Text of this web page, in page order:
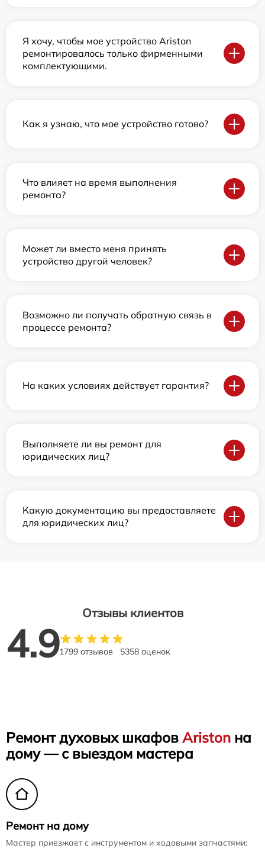
Я хочу, чтобы мое устройство Ariston
ремонтировалось только фирменными
комплектующими.
Как я узнаю, что мое устройство готово?
Что влияет на время выполнения
ремонта?
Может ли вместо меня принять
устройство другой человек?
Возможно ли получать обратную связь в
процессе ремонта?
На каких условиях действует гарантия?
Выполняете ли вы ремонт для
юридических лиц?
Какую документацию вы предоставляете
для юридических лиц?
Отзывы клиентов
4.91799 отзывов 5358 оценок
Ремонт духовых шкафов Ariston на
дому — с выездом мастера
Ремонт на дому
Мастер приезжает с инструментом и ходовыми запчастями: